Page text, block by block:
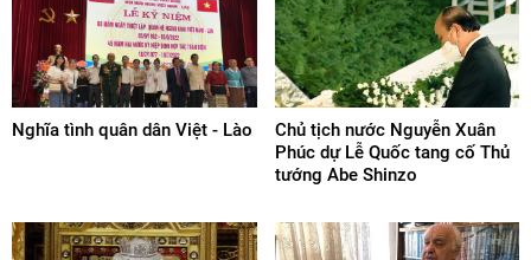
Nghĩa tình quân dân Việt - Lào
Chủ tịch nước Nguyễn Xuân
Phúc dự Lễ Quốc tang cố Thủ
tướng Abe Shinzo